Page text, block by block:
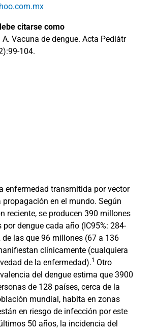
citarse como
A. Vacuna de dengue. Acta Pediátr
104.
enfermedad transmitida por vector
propagación en el mundo. Según
reciente, se producen 390 millones
dengue cada año (IC95%: 284-
las que 96 millones (67 a 136
clínicamente (cualquiera
de la enfermedad).1 Otro
del dengue estima que 3900
de 128 países, cerca de la
mundial, habita en zonas
en riesgo de infección por este
50 años, la incidencia del